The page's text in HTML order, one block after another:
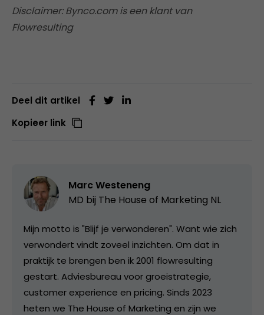
Disclaimer: Bynco.com is een klant van
Flowresulting
Deel dit artikel
Kopieer link
Marc Westeneng
MD bij The House of Marketing NL
Mijn motto is "Blijf je verwonderen". Want wie zich
verwondert vindt zoveel inzichten. Om dat in
praktijk te brengen ben ik 2001 flowresulting
gestart. Adviesbureau voor groeistrategie,
customer experience en pricing. Sinds 2023
heten we The House of Marketing en zijn we